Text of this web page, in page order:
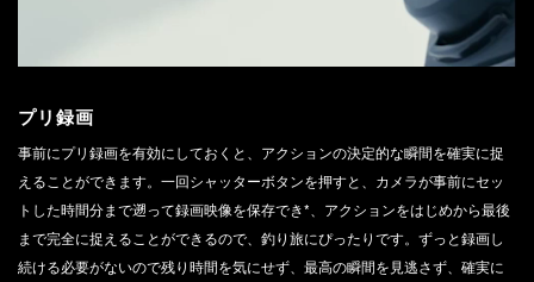
プリ録画
事前にプリ録画を有効にしておくと、アクションの決定的な瞬間を確実に捉
えることができます。一回シャッターボタンを押すと、カメラが事前にセッ
トした時間分まで遡って録画映像を保存でき*、アクションをはじめから最後
まで完全に捉えることができるので、釣り旅にぴったりです。ずっと録画し
続ける必要がないので残り時間を気にせず、最高の瞬間を見逃さず、確実に